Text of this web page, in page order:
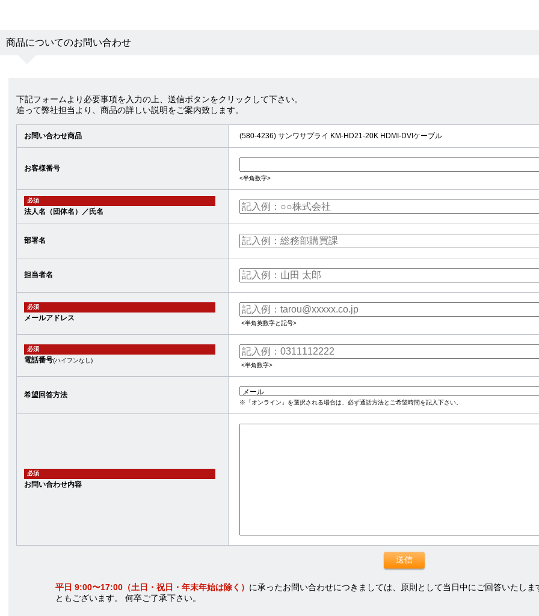
商品についてのお問い合わせ
下記フォームより必要事項を入力の上、送信ボタンをクリックして下さい。
追って弊社担当より、商品の詳しい説明をご案内致します。
お問い合わせ商品 (580-4236) サンワサプライ KM-HD21-20K HDMI-DVIケーブル
お客様番号
<半角数字>
必須
法人名（団体名）／氏名
部署名
担当者名
必須
メールアドレス
<半角英数字と記号>
必須
電話番号(ハイフンなし)
<半角数字>
希望回答方法
※「オンライン」を選択される場合は、必ず通話方法とご希望時間を記入下さい。
必須
お問い合わせ内容
平日 9:00〜17:00（土日・祝日・年末年始は除く） に承ったお問い合わせにつきましては、原則として当日中にご回答いたし
ともございます。 何卒ご了承下さい。